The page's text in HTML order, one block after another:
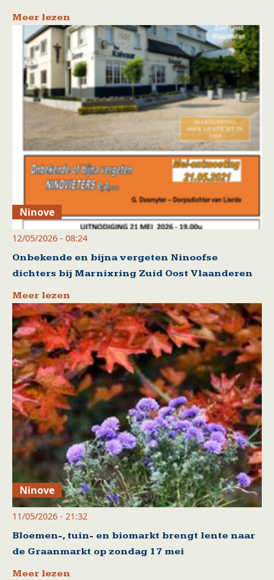
Meer lezen
Ninove
12/05/2026 - 08:24
Onbekende en bijna vergeten Ninoofse
dichters bij Marnixring Zuid Oost Vlaanderen
Meer lezen
Ninove
11/05/2026 - 21:32
Bloemen-, tuin- en biomarkt brengt lente naar
de Graanmarkt op zondag 17 mei
Meer lezen